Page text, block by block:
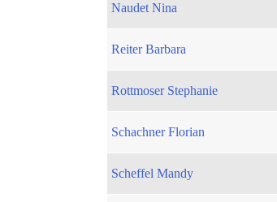
Naudet Nina
Reiter Barbara
Rottmoser Stephanie
Schachner Florian
Scheffel Mandy